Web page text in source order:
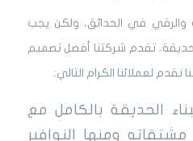
والرقي في الحدائق، ولكن يجب
تقدم شركتنا أفضل تصميم
لعملائنا الكرام التالي:
الحديقة بالكامل مع
ومنها النوافير